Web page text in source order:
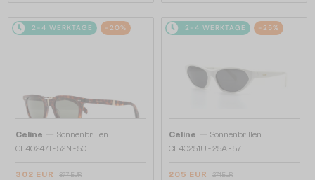
2-4 WERKTAGE -20%
Celine — Sonnenbrillen
CL40247I - 52N - 50
302 EUR 377 EUR
2-4 WERKTAGE -25%
Celine — Sonnenbrillen
CL40251U - 25A - 57
205 EUR 271 EUR